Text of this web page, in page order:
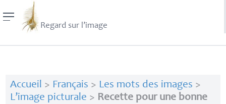
Regard sur l’image
Accueil > Français > Les mots des images >
L’image picturale > Recette pour une bonne